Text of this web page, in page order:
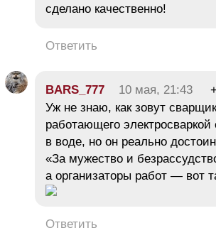
сделано качественно!
Ответить
BARS_777 10 мая, 21:43
Уж не знаю, как зовут
работающего электросваркой
в воде, но он реально
«За мужество и
а организаторы работ — вот
Ответить